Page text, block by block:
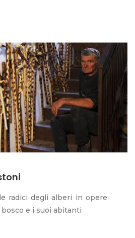
radici degli alberi in opere
e i suoi abitanti